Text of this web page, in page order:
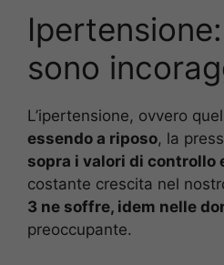
sono
L’ipertensione, ovvero
essendo a riposo, la
sopra i valori di controllo
costante crescita nel
3 ne soffre, idem nelle
preoccupante.